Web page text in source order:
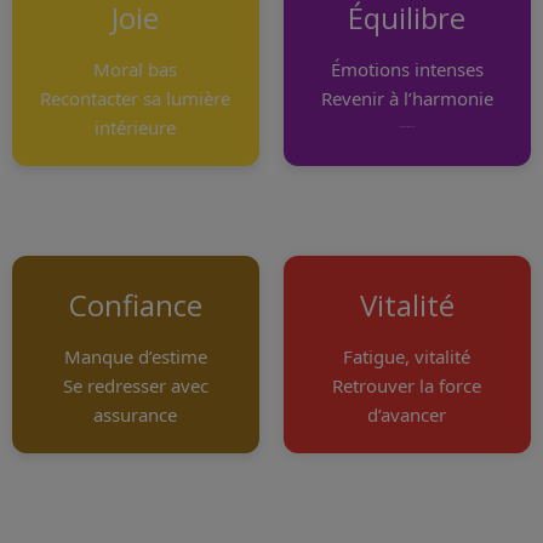
Joie
Moral bas
Recontacter sa lumière
intérieure
Équilibre
Émotions intenses
Revenir à l’harmonie
Confiance
Manque d’estime
Se redresser avec
assurance
Vitalité
Fatigue, vitalité
Retrouver la force
d’avancer